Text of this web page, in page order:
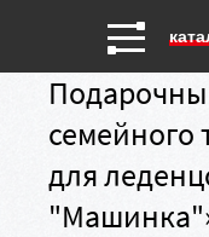
семейного
для